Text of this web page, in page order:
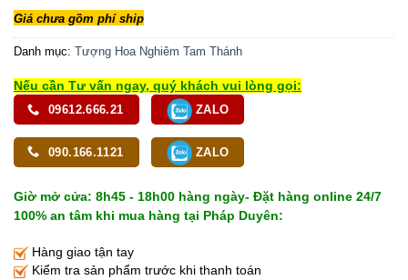
Giá chưa gồm phí ship
Danh mục: Tượng Hoa Nghiêm Tam Thánh
Nếu cần Tư vấn ngay, quý khách vui lòng gọi:
09612.666.21 ZALO
090.166.1121 ZALO
Giờ mở cửa: 8h45 - 18h00 hàng ngày- Đặt hàng online 24/7
100% an tâm khi mua hàng tại Pháp Duyên:
Hàng giao tận tay
Kiểm tra sản phẩm trước khi thanh toán